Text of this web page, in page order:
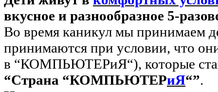
вкусное и разнообразное 5-
Во время каникул мы принимаем
принимаются при условии, что
в “КОМПЬЮТЕРиЯ“), которые
“Страна “КОМПЬЮТЕРиЯ“”.